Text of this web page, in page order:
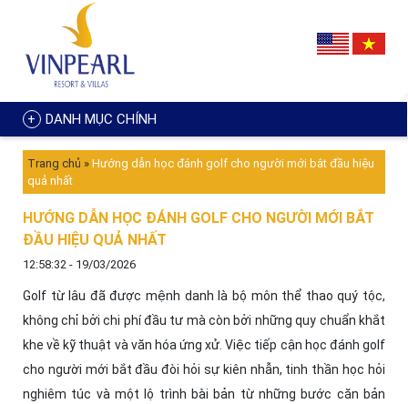
DANH MỤC CHÍNH
Trang chủ » Hướng dẫn học đánh golf cho người mới bắt đầu hiệu
quả nhất
HƯỚNG DẪN HỌC ĐÁNH GOLF CHO NGƯỜI MỚI BẮT
ĐẦU HIỆU QUẢ NHẤT
12:58:32 - 19/03/2026
Golf từ lâu đã được mệnh danh là bộ môn thể thao quý tộc,
không chỉ bởi chi phí đầu tư mà còn bởi những quy chuẩn khắt
khe về kỹ thuật và văn hóa ứng xử. Việc tiếp cận học đánh golf
cho người mới bắt đầu đòi hỏi sự kiên nhẫn, tinh thần học hỏi
nghiêm túc và một lộ trình bài bản từ những bước căn bản